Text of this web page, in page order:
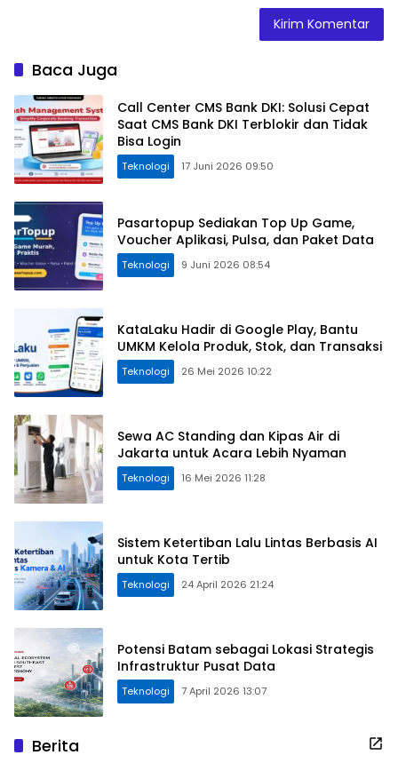
Baca Juga
Call Center CMS Bank DKI: Solusi Cepat
Saat CMS Bank DKI Terblokir dan Tidak
Bisa Login
Teknologi 17 Juni 2026 09:50
Pasartopup Sediakan Top Up Game,
Voucher Aplikasi, Pulsa, dan Paket Data
Teknologi 9 Juni 2026 08:54
KataLaku Hadir di Google Play, Bantu
UMKM Kelola Produk, Stok, dan Transaksi
Teknologi 26 Mei 2026 10:22
Sewa AC Standing dan Kipas Air di
Jakarta untuk Acara Lebih Nyaman
Teknologi 16 Mei 2026 11:28
Sistem Ketertiban Lalu Lintas Berbasis AI
untuk Kota Tertib
Teknologi 24 April 2026 21:24
Potensi Batam sebagai Lokasi Strategis
Infrastruktur Pusat Data
Teknologi 7 April 2026 13:07
Berita